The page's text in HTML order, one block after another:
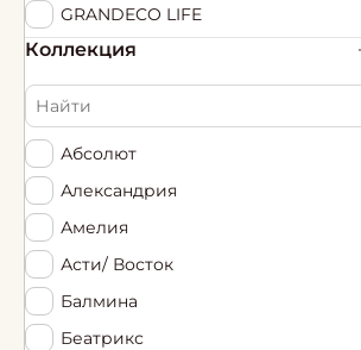
GRANDECO LIFE
Коллекция
Абсолют
Александрия
Амелия
Асти/ Восток
Балмина
Беатрикс